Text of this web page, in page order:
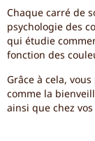
Chaque carré de
psychologie des
qui étudie
fonction des
Grâce à cela,
comme la
ainsi que chez